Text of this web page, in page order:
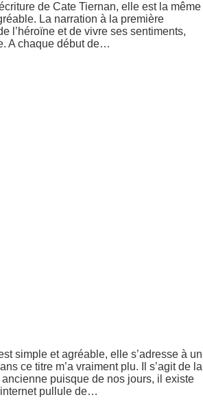
de Cate Tiernan, elle est la même
La narration à la première
l’héroïne et de vivre ses sentiments,
A chaque début de…
simple et agréable, elle s’adresse à un
ce titre m’a vraiment plu. Il s’agit de la
puisque de nos jours, il existe
pullule de…